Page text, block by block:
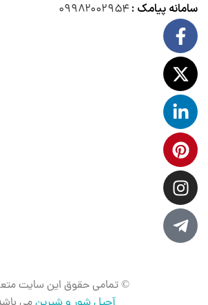
سامانه پیامک : ۰۹۹۸۲۰۰۲۹۵۴
© تمامی حقوق این سایت